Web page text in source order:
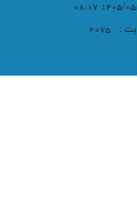
:
2075